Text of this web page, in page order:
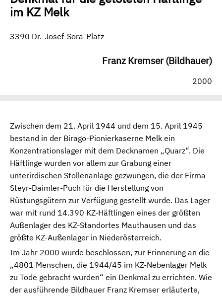
im KZ Melk
3390 Dr.-Josef-Sora-Platz
Franz Kremser (Bildhauer)
2000
Zwischen dem 21. April 1944 und dem 15. April 1945
bestand in der Birago-Pionierkaserne Melk ein
Konzentrationslager mit dem Decknamen „Quarz“. Die
Häftlinge wurden vor allem zur Grabung einer
unterirdischen Stollenanlage gezwungen, die der Firma
Steyr-Daimler-Puch für die Herstellung von
Rüstungsgütern zur Verfügung gestellt wurde. Das Lager
war mit rund 14.390 KZ-Häftlingen eines der größten
Außenlager des KZ-Standortes Mauthausen und das
größte KZ-Außenlager in Niederösterreich.
Im Jahr 2000 wurde beschlossen, zur Erinnerung an die
„4801 Menschen, die 1944/45 im KZ-Nebenlager Melk
zu Tode gebracht wurden“ ein Denkmal zu errichten. Wie
der ausführende Bildhauer Franz Kremser erläuterte,